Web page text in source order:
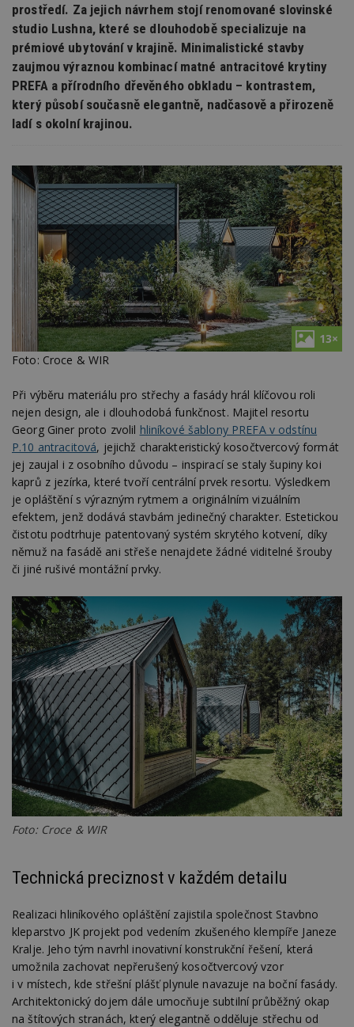
prostředí. Za jejich návrhem stojí renomované slovinské
studio Lushna, které se dlouhodobě specializuje na
prémiové ubytování v krajině. Minimalistické stavby
zaujmou výraznou kombinací matné antracitové krytiny
PREFA a přírodního dřevěného obkladu – kontrastem,
který působí současně elegantně, nadčasově a přirozeně
ladí s okolní krajinou.
13×
Foto: Croce & WIR
Při výběru materiálu pro střechy a fasády hrál klíčovou roli
nejen design, ale i dlouhodobá funkčnost. Majitel resortu
Georg Giner proto zvolil hliníkové šablony PREFA v odstínu
P.10 antracitová, jejichž charakteristický kosočtvercový formát
jej zaujal i z osobního důvodu – inspirací se staly šupiny koi
kaprů z jezírka, které tvoří centrální prvek resortu. Výsledkem
je opláštění s výrazným rytmem a originálním vizuálním
efektem, jenž dodává stavbám jedinečný charakter. Estetickou
čistotu podtrhuje patentovaný systém skrytého kotvení, díky
němuž na fasádě ani střeše nenajdete žádné viditelné šrouby
či jiné rušivé montážní prvky.
Foto: Croce & WIR
Technická preciznost v každém detailu
Realizaci hliníkového opláštění zajistila společnost Stavbno
kleparstvo JK projekt pod vedením zkušeného klempíře Janeze
Kralje. Jeho tým navrhl inovativní konstrukční řešení, která
umožnila zachovat nepřerušený kosočtvercový vzor
i v místech, kde střešní plášť plynule navazuje na boční fasády.
Architektonický dojem dále umocňuje subtilní průběžný okap
na štítových stranách, který elegantně odděluje střechu od